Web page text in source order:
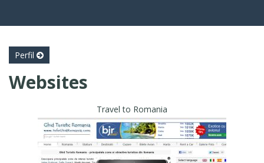
Perfil
Websites
Travel to Romania